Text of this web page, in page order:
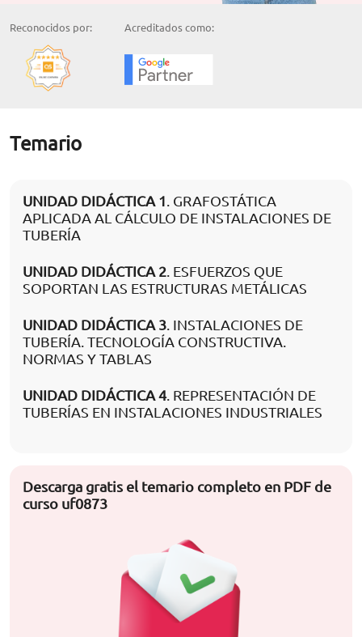
Reconocidos por: Acreditados como:
Temario
UNIDAD DIDÁCTICA 1. GRAFOSTÁTICA
APLICADA AL CÁLCULO DE INSTALACIONES DE
TUBERÍA
UNIDAD DIDÁCTICA 2. ESFUERZOS QUE
SOPORTAN LAS ESTRUCTURAS METÁLICAS
UNIDAD DIDÁCTICA 3. INSTALACIONES DE
TUBERÍA. TECNOLOGÍA CONSTRUCTIVA.
NORMAS Y TABLAS
UNIDAD DIDÁCTICA 4. REPRESENTACIÓN DE
TUBERÍAS EN INSTALACIONES INDUSTRIALES
Descarga gratis el temario completo en PDF de
curso uf0873